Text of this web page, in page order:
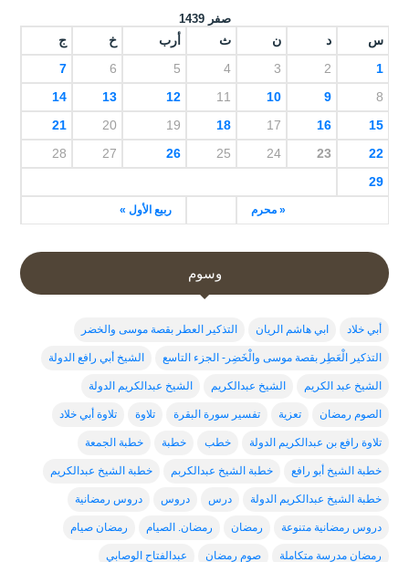
صفر 1439
س د ن ث أرب خ ج
« محرم ربيع الأول »
1
2
3
4
5
6
7
8
9
10
11
12
13
14
15
16
17
18
19
20
21
22
23
24
25
26
27
28
29
وسوم
أبي خلاد ابي هاشم الريان التذكير العطر بقصة موسى والخضر
التذكير الْعَطِر بقصة موسى والْخَضِر- الجزء التاسع الشيخ أبي رافع الدولة
الشيخ عبد الكريم الشيخ عبدالكريم الشيخ عبدالكريم الدولة
الصوم رمضان تعزية تفسير سورة البقرة تلاوة تلاوة أبي خلاد
تلاوة رافع بن عبدالكريم الدولة خطب خطبة خطبة الجمعة
خطبة الشيخ أبو رافع خطبة الشيخ عبدالكربم خطبة الشيخ عبدالكريم
خطبة الشيخ عبدالكريم الدولة درس دروس دروس رمضانية
دروس رمضانية متنوعة رمضان رمضان. الصيام رمضان صيام
رمضان مدرسة متكاملة صوم رمضان عبدالفتاح الوصابي